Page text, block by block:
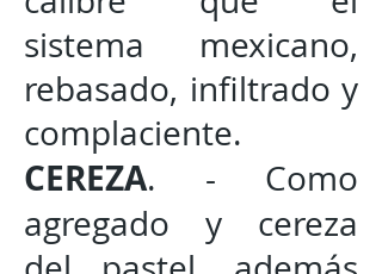
sistema mexicano,
rebasado, infiltrado y
complaciente.
CEREZA. - Como
agregado y cereza